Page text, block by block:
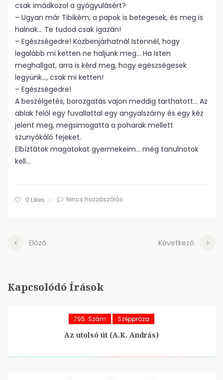
csak imádkozol a gyógyulásért?
– Ugyan már Tibikém, a papok is betegesek, és meg is
halnak… Te tudod csak igazán!
– Egészségedre! Közbenjárhatnál Istennél, hogy
legalább mi ketten ne haljunk meg… Ha Isten
meghallgat, arra is kérd meg, hogy egészségesek
legyünk…, csak mi ketten!
– Egészségedre!
A beszélgetés, borozgatás vajon meddig tarthatott… Az
ablak felől egy fuvallattal egy angyalszárny és egy kéz
jelent meg, megsimogatta a poharak mellett
szunyókáló fejeket.
Elbíztátok magatokat gyermekeim… még tanulnotok
kell…
0 Likes Nincs hozzászólás
Előző Következő
Kapcsolódó Írások
795. Szám Széppróza
Az utolsó út (A.K. András)